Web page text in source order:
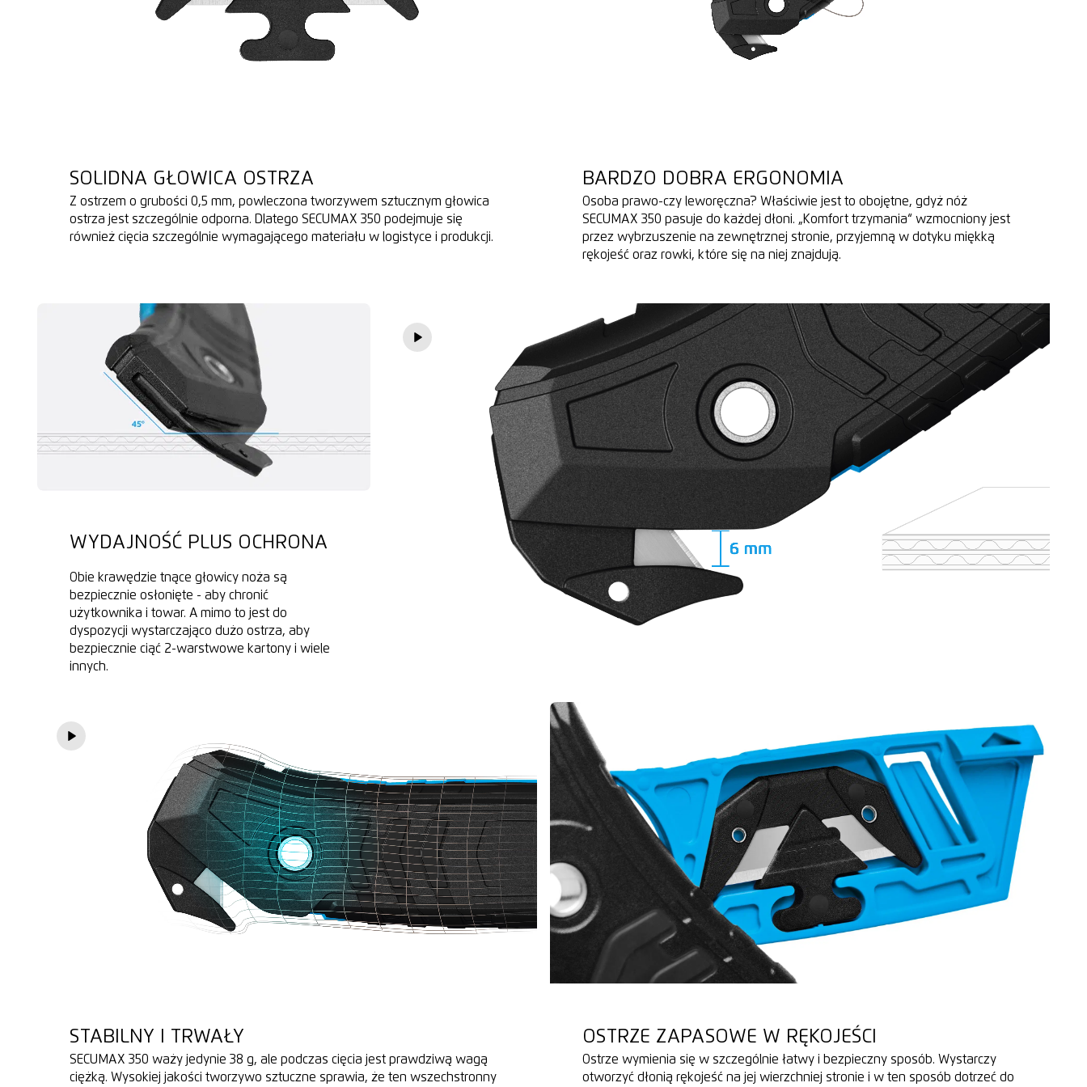
SOLIDNA GŁOWICA OSTRZA
Z ostrzem o grubości 0,5 mm, powleczona tworzywem sztucznym głowica
ostrza jest szczególnie odporna. Dlatego SECUMAX 350 podejmuje się
również cięcia szczególnie wymagającego materiału w logistyce i produkcji.
BARDZO DOBRA ERGONOMIA
Osoba prawo-czy leworęczna? Właściwie jest to obojętne, gdyż nóż
SECUMAX 350 pasuje do każdej dłoni. „Komfort trzymania“ wzmocniony jest
przez wybrzuszenie na zewnętrznej stronie, przyjemną w dotyku miękką
rękojeść oraz rowki, które się na niej znajdują.
WYDAJNOŚĆ PLUS OCHRONA
Obie krawędzie tnące głowicy noża są
bezpiecznie osłonięte - aby chronić
użytkownika i towar. A mimo to jest do
dyspozycji wystarczająco dużo ostrza, aby
bezpiecznie ciąć 2-warstwowe kartony i wiele
innych.
STABILNY I TRWAŁY
SECUMAX 350 waży jedynie 38 g, ale podczas cięcia jest prawdziwą wagą
ciężką. Wysokiej jakości tworzywo sztuczne sprawia, że ten wszechstronny
OSTRZE ZAPASOWE W RĘKOJEŚCI
Ostrze wymienia się w szczególnie łatwy i bezpieczny sposób. Wystarczy
otworzyć dłonią rękojeść na jej wierzchniej stronie i w ten sposób dotrzeć do